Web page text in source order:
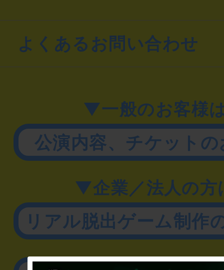
よくあるお問い合わせ
▼一般のお客様
公演内容、チケット
▼企業／法人の方
リアル脱出ゲーム制作